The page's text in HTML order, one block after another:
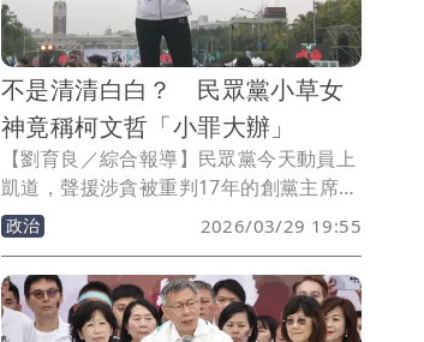
不是清清白白？ 民眾黨小草女
神竟稱柯文哲「小罪大辦」
【劉育良／綜合報導】民眾黨今天動員上
凱道，聲援涉貪被重判17年的創黨主席柯
文哲，想不到民眾黨議員參選人、「小草
女神」劉芩妤在致詞時，竟然不是說柯文
哲清清白白，而是說他「小罪大辦」。
政治 2026/03/29 19:55